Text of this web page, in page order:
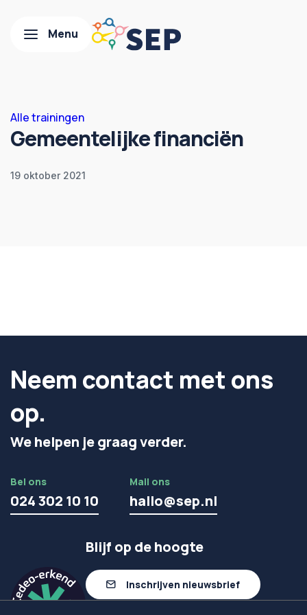
Alle trainingen
Gemeentelijke financiën
19 oktober 2021
Neem contact met ons
op.
We helpen je graag verder.
Bel ons
024 302 10 10
Mail ons
hallo@sep.nl
Blijf op de hoogte
Inschrijven nieuwsbrief